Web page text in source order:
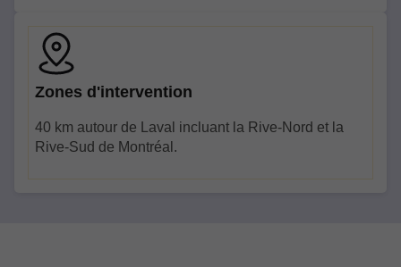
Zones d'intervention
40 km autour de Laval incluant la Rive-Nord et la
Rive-Sud de Montréal.